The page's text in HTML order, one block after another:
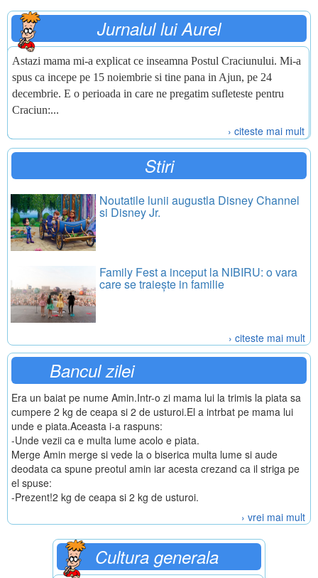
Jurnalul lui Aurel
Astazi mama mi-a explicat ce inseamna Postul Craciunului. Mi-a
spus ca incepe pe 15 noiembrie si tine pana in Ajun, pe 24
decembrie. E o perioada in care ne pregatim sufleteste pentru
Craciun:...
› citeste mai mult
Stiri
Noutatile lunii augustla Disney Channel
si Disney Jr.
Family Fest a inceput la NIBIRU: o vara
care se traiește in familie
› citeste mai mult
Bancul zilei
Era un baiat pe nume Amin.Intr-o zi mama lui la trimis la piata sa
cumpere 2 kg de ceapa si 2 de usturoi.El a intrbat pe mama lui
unde e piata.Aceasta i-a raspuns:
-Unde vezii ca e multa lume acolo e piata.
Merge Amin merge si vede la o biserica multa lume si aude
deodata ca spune preotul amin iar acesta crezand ca il striga pe
el spuse:
-Prezent!2 kg de ceapa si 2 kg de usturoi.
› vrei mai mult
Cultura generala